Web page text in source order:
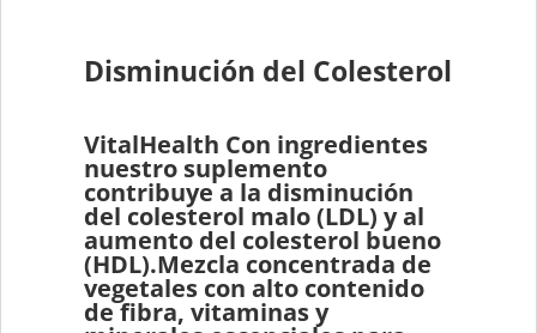
Disminución del Colesterol
VitalHealth Con ingredientes
nuestro suplemento
contribuye a la disminución
del colesterol malo (LDL) y al
aumento del colesterol bueno
(HDL).Mezcla concentrada de
vegetales con alto contenido
de fibra, vitaminas y